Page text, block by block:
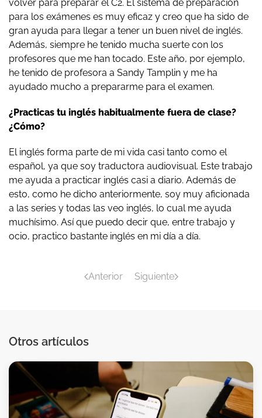
volver para preparar el C2. El sistema de preparación
para los exámenes es muy eficaz y creo que ha sido de
gran ayuda para llegar a tener un buen nivel de inglés.
Además, siempre he tenido mucha suerte con los
profesores que me han tocado. Este año, por ejemplo,
he tenido de profesora a Sandy Tamplin y me ha
ayudado mucho a prepararme para el examen.
¿Practicas tu inglés habitualmente fuera de clase?
¿Cómo?
El inglés forma parte de mi vida casi tanto como el
español, ya que soy traductora audiovisual. Este trabajo
me ayuda a practicar inglés casi a diario. Además de
esto, como he dicho anteriormente, soy muy aficionada
a las series y todas las veo inglés, lo cual me ayuda
muchísimo. Así que puedo decir que, entre trabajo y
ocio, practico bastante inglés en mi día a día.
Anterior Siguiente
Otros artículos